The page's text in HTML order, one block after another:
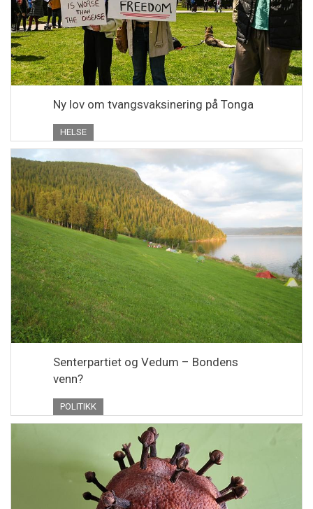
Ny lov om tvangsvaksinering på Tonga
HELSE
Senterpartiet og Vedum – Bondens
venn?
POLITIKK